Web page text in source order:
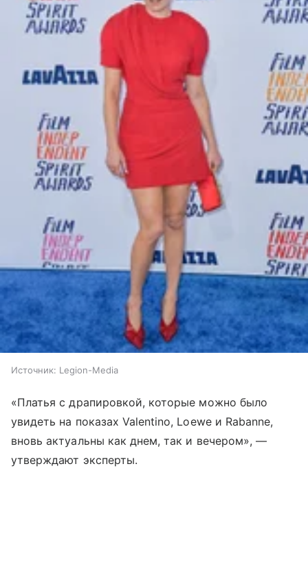
Источник: Legion-Media
«Платья с драпировкой, которые можно было
увидеть на показах Valentino, Loewe и Rabanne,
вновь актуальны как днем, так и вечером», —
утверждают эксперты.